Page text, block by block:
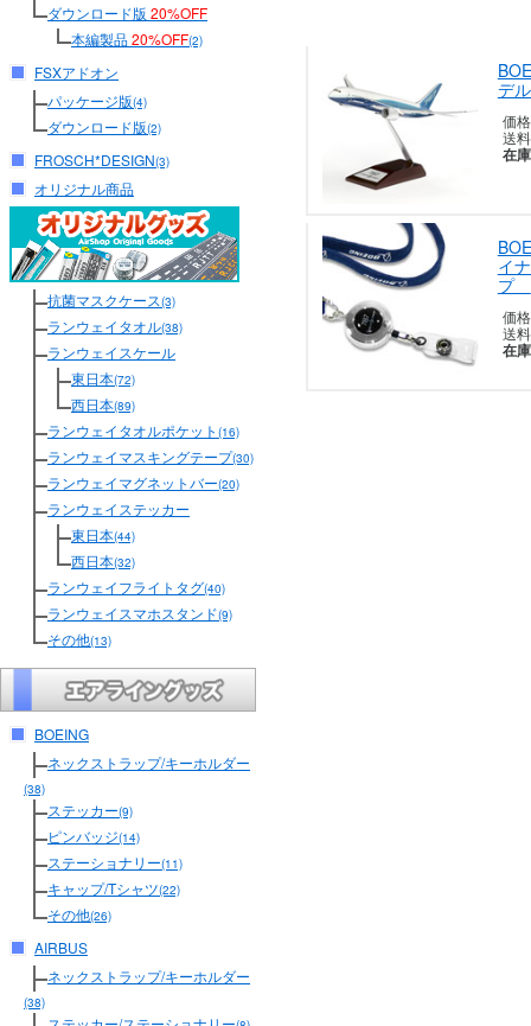
ダウンロード版 20%OFF
本編製品20%OFF(2)
FSXアドオン
パッケージ版(4)
ダウンロード版(2)
FROSCH*DESIGN(3)
オリジナル商品
抗菌マスクケース(3)
ランウェイタオル(38)
ランウェイスケール
東日本(72)
西日本(89)
ランウェイタオルポケット (16)
ランウェイマスキングテープ(30)
ランウェイマグネットバー(20)
ランウェイステッカー
東日本(44)
西日本(32)
ランウェイフライトタグ(40)
ランウェイスマホスタンド(9)
その他(13)
BOEING
ネックストラップ/キーホルダー
(38)
ステッカー(9)
ピンバッジ(14)
ステーショナリー(11)
キャップ/Tシャツ(22)
その他(26)
AIRBUS
ネックストラップ/キーホルダー
(38)
デ
価
送
在
イ
プ
価
送
在